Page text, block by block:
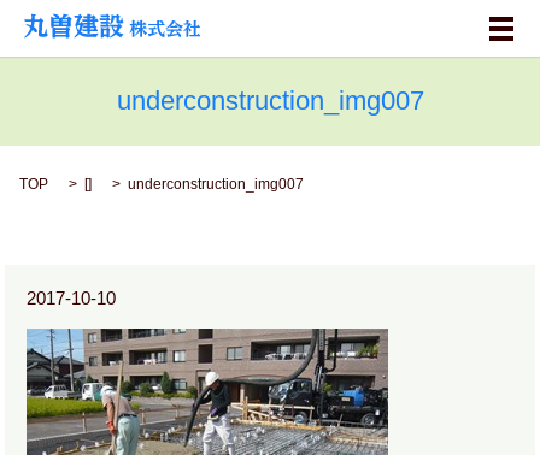
メ
underconstruction_img007
TOP [] underconstruction_img007
2017-10-10